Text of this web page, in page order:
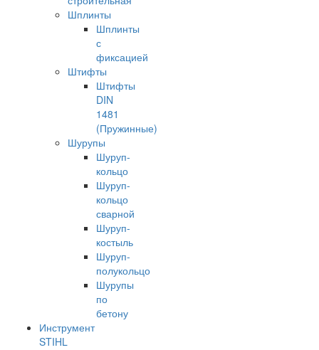
Шплинты
Шплинты
с
фиксацией
Штифты
Штифты
DIN
1481
(Пружинные)
Шурупы
Шуруп-
кольцо
Шуруп-
кольцо
сварной
Шуруп-
костыль
Шуруп-
полукольцо
Шурупы
по
бетону
Инструмент
STIHL